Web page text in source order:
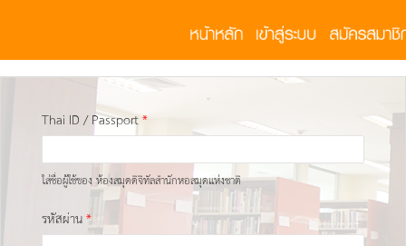
Thai ID / Passport*
ใส่ชื่อผู้ใช้ของ ห้องสมุดดิจิทัลสำนักหอสมุดแห่งชาติ
รหัสผ่าน*